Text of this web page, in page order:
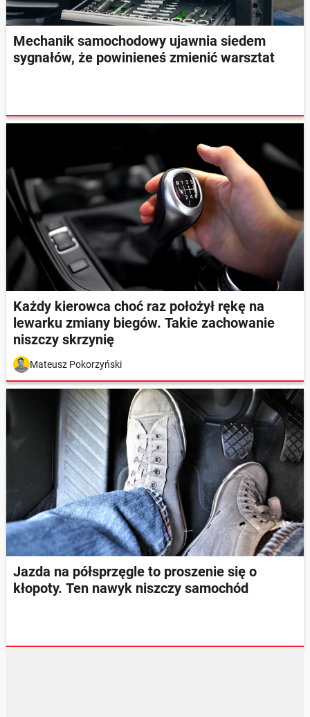
Mechanik samochodowy ujawnia siedem
sygnałów, że powinieneś zmienić warsztat
Każdy kierowca choć raz położył rękę na
lewarku zmiany biegów. Takie zachowanie
niszczy skrzynię
Mateusz Pokorzyński
Jazda na półsprzęgle to proszenie się o
kłopoty. Ten nawyk niszczy samochód